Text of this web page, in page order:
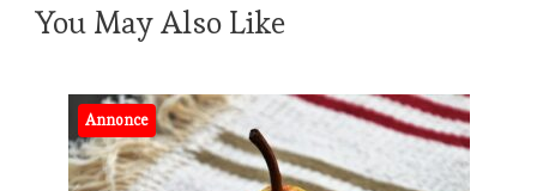
You May Also Like
Annonce